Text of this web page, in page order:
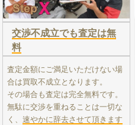
交渉不成立でも査定は無
料
査定金額にご満足いただけない場
合は買取不成立となります。
その場合も査定は完全無料です。
無駄に交渉を重ねることは一切な
く、 速やかに辞去させて頂きます